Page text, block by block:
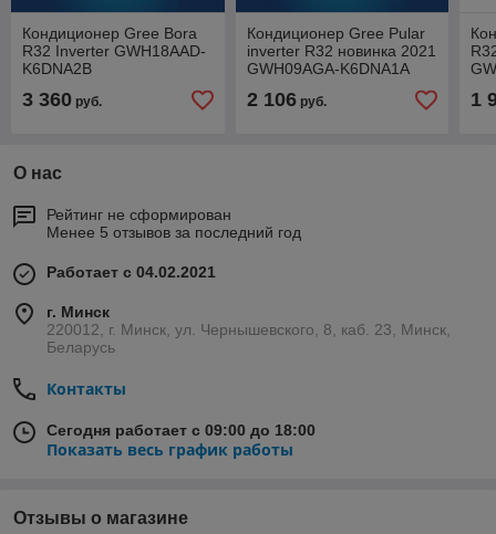
Кондиционер Gree Bora
R32 Inverter GWH18AAD-
K6DNA2B
3 360 руб.
Кондиционер Gree Pular
inverter R32 новинка 2021
GWH09AGA-K6DNA1A
2 106руб. 1
О нас
Рейтинг не сформирован
Менее 5 отзывов за последний год
Работает с 04.02.2021
г. Минск
220012, г. Минск, ул. Чернышевского, 8, каб. 23, Минск,
Беларусь
Контакты
Сегодня работает с 09:00 до 18:00
Показать весь график работы
Отзывы о магазине